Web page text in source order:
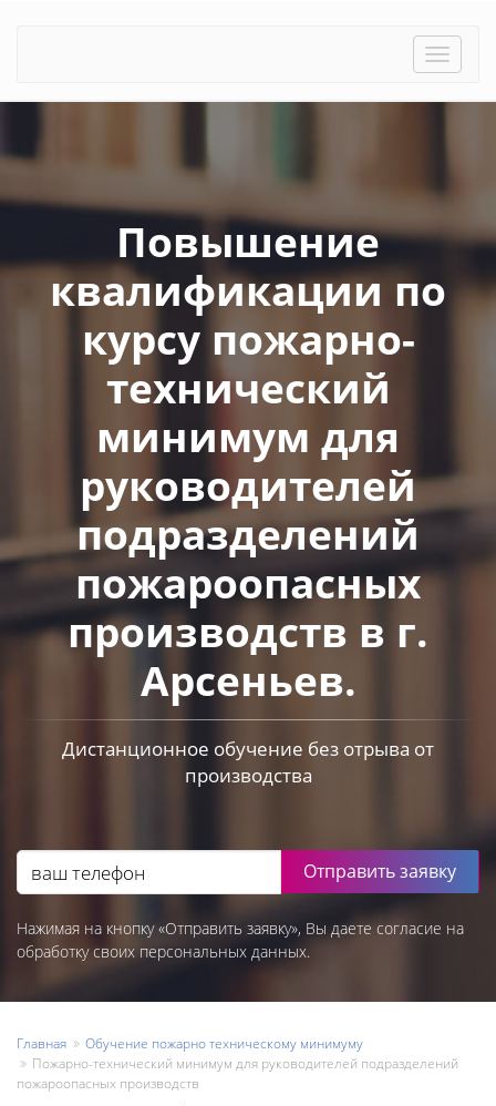
Toggle
Повышение
квалификации по
курсу пожарно-
технический
минимум для
руководителей
подразделений
пожароопасных
производств в г.
Арсеньев.
Дистанционное обучение без отрыва от
производства
Отправить заявку
Нажимая на кнопку «Отправить заявку», Вы даете согласие на
обработку своих персональных данных.
Главная
Обучение пожарно техническому минимуму
Пожарно-технический минимум для руководителей подразделений
пожароопасных производств